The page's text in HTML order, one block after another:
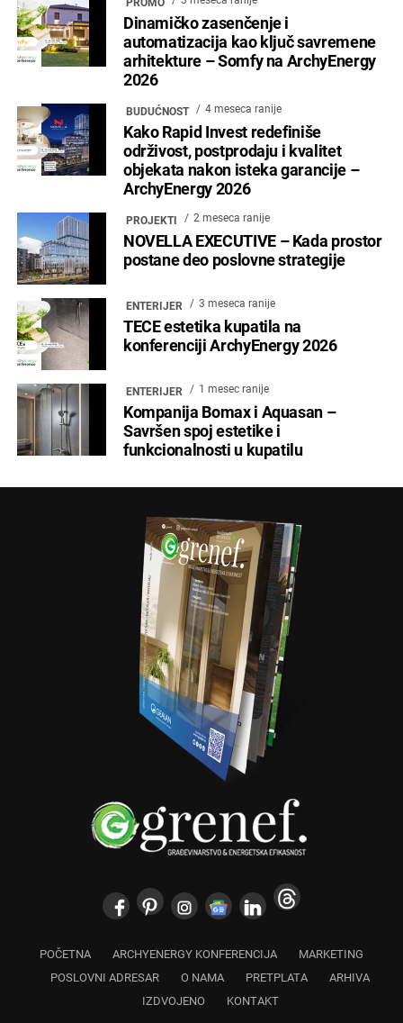
Dinamičko zasenčenje i
automatizacija kao ključ savremene
arhitekture – Somfy na ArchyEnergy
2026
BUDUĆNOST 4 meseca ranije
Kako Rapid Invest redefiniše
održivost, postprodaju i kvalitet
objekata nakon isteka garancije –
ArchyEnergy 2026
PROJEKTI 2 meseca ranije
NOVELLA EXECUTIVE – Kada prostor
postane deo poslovne strategije
ENTERIJER 3 meseca ranije
TECE estetika kupatila na
konferenciji ArchyEnergy 2026
ENTERIJER 1 mesec ranije
Kompanija Bomax i Aquasan –
Savršen spoj estetike i
funkcionalnosti u kupatilu
POČETNA ARCHYENERGY KONFERENCIJA
MARKETING
POSLOVNI ADRESAR
O NAMA PRETPLATA
ARHIVA
IZDVOJENO
KONTAKT